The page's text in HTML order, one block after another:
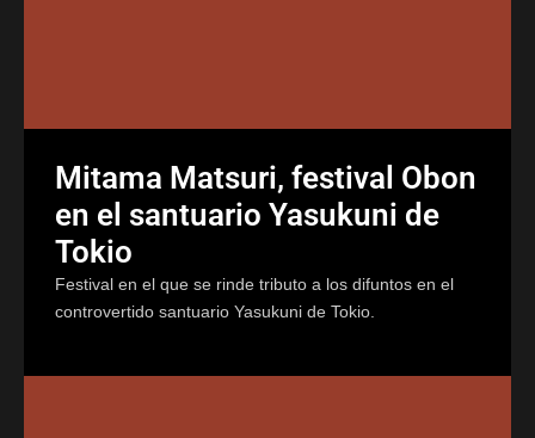
Mitama Matsuri, festival Obon
en el santuario Yasukuni de
Tokio
Festival en el que se rinde tributo a los difuntos en el
controvertido santuario Yasukuni de Tokio.